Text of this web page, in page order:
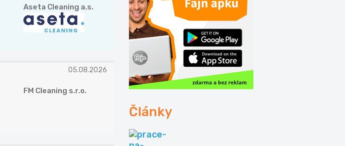
Aseta Cleaning a.s.
05.08.2026
FM Cleaning s.r.o.
Články